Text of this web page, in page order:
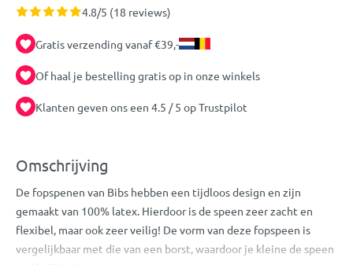
4.8/5 (18 reviews)
Gratis verzending vanaf €39,-
Of haal je bestelling gratis op in onze winkels
Klanten geven ons een 4.5 / 5 op Trustpilot
Omschrijving
De fopspenen van Bibs hebben een tijdloos design en zijn
gemaakt van 100% latex. Hierdoor is de speen zeer zacht en
flexibel, maar ook zeer veilig! De vorm van deze fopspeen is
vergelijkbaar met die van een borst, waardoor je kleine de speen